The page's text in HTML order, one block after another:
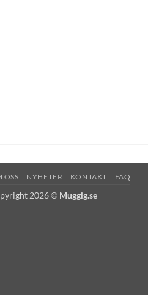
OSS NYHETER KONTAKT FAQ
2026 © Muggig.se